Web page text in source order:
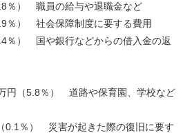
％） 職員の給与や退職金など
％） 社会保障制度に要する費用
） 国や銀行などからの借入金の返
円（5.8％） 道路や保育園、学校など
％） 災害が起きた際の復旧に要す